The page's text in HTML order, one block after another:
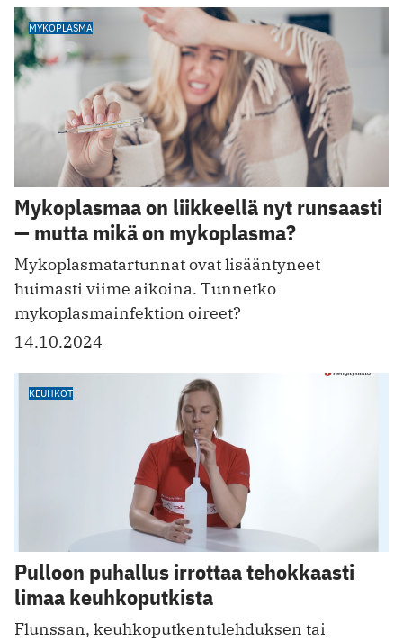
MYKOPLASMA
Mykoplasmaa on liikkeellä nyt runsaasti
— mutta mikä on mykoplasma?
Mykoplasmatartunnat ovat lisääntyneet
huimasti viime aikoina. Tunnetko
mykoplasmainfektion oireet?
14.10.2024
KEUHKOT
Pulloon puhallus irrottaa tehokkaasti
limaa keuhkoputkista
Flunssan, keuhkoputk entulehduksen tai